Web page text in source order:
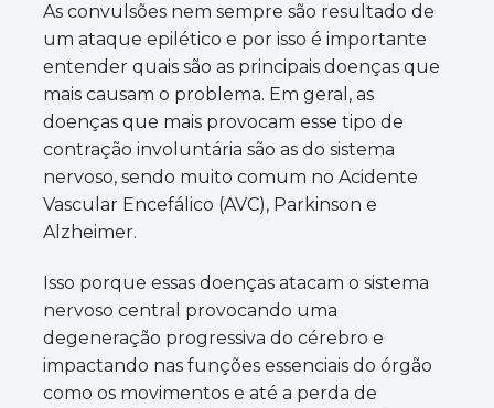
As convulsões nem sempre são resultado de
um ataque epilético e por isso é importante
entender quais são as principais doenças que
mais causam o problema. Em geral, as
doenças que mais provocam esse tipo de
contração involuntária são as do sistema
nervoso, sendo muito comum no Acidente
Vascular Encefálico (AVC), Parkinson e
Alzheimer.
Isso porque essas doenças atacam o sistema
nervoso central provocando uma
degeneração progressiva do cérebro e
impactando nas funções essenciais do órgão
como os movimentos e até a perda de